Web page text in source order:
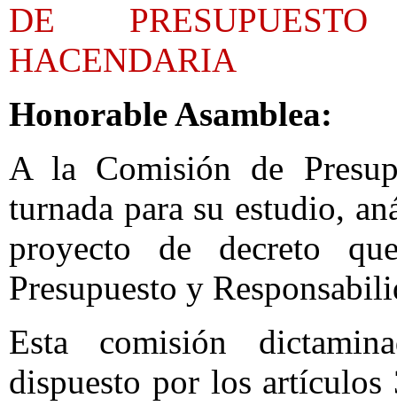
DE
HACENDARIA
Honorable Asamblea:
A la Comisión de
turnada para su estudio,
proyecto de decreto
Presupuesto y
Esta comisión
dispuesto por los